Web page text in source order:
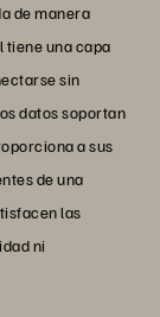
de manera
tiene una capa
sin
datos soportan
a sus
de una
las
ni